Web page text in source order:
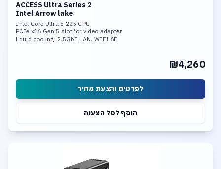
ACCESS Ultra Series 2
Intel Arrow lake
Intel Core Ultra 5 225 CPU
PCIe x16 Gen 5 slot for video adapter
liquid cooling. 2.5GbE LAN. WIFI 6E
₪4,260
לפרטים והצעת מחיר
הוסף לסל הצעות